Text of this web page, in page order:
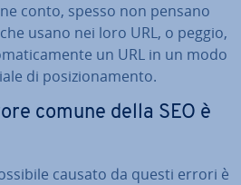
conto, spesso non pensano
usano nei loro URL, o peggio,
un URL in un modo
di po­si­zio­na­men­to.
comune della SEO è
causato da questi errori è